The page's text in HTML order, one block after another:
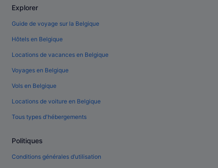
Explorer
Guide de voyage sur la Belgique
Hôtels en Belgique
Locations de vacances en Belgique
Voyages en Belgique
Vols en Belgique
Locations de voiture en Belgique
Tous types d'hébergements
Politiques
Conditions générales d’utilisation